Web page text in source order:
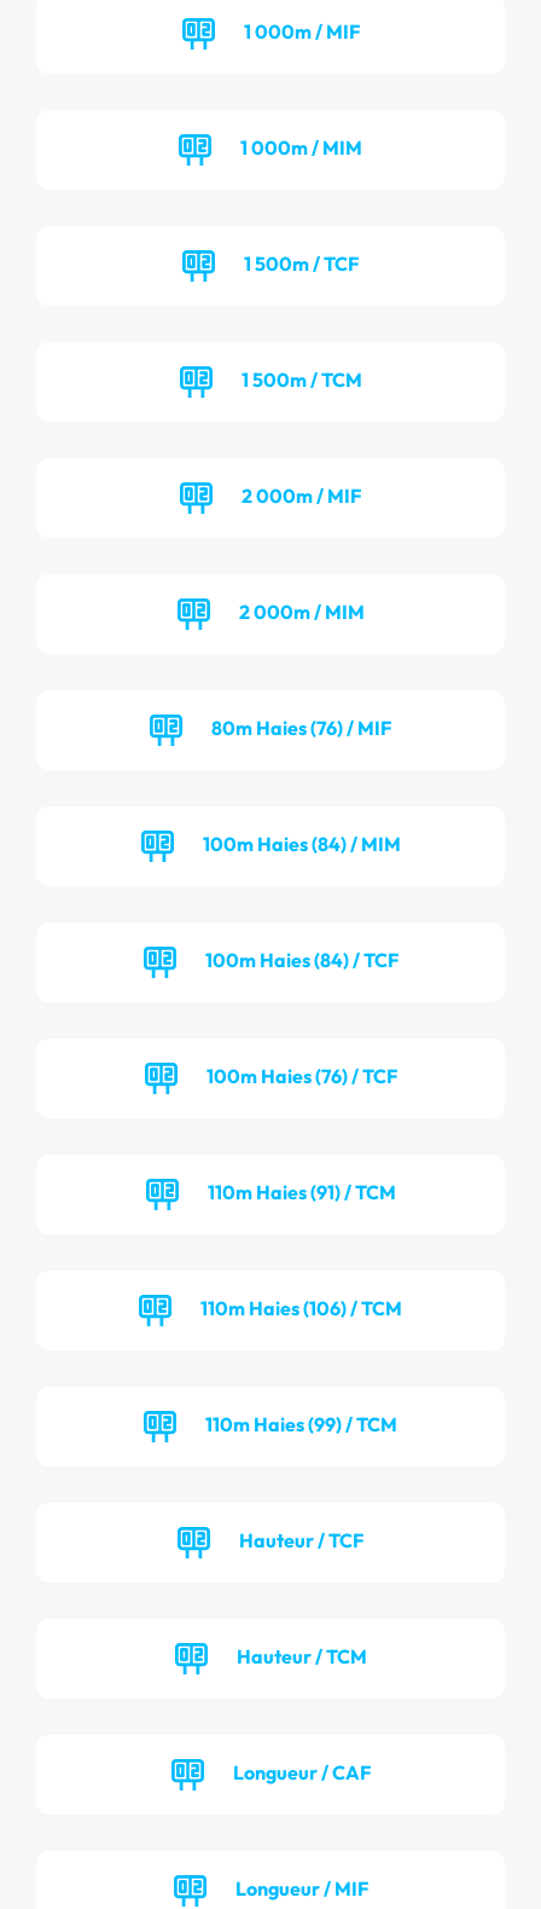
1 000m / MIF
1 000m / MIM
1 500m / TCF
1 500m / TCM
2 000m / MIF
2 000m / MIM
80m Haies (76) / MIF
100m Haies (84) / MIM
100m Haies (84) / TCF
100m Haies (76) / TCF
110m Haies (91) / TCM
110m Haies (106) / TCM
110m Haies (99) / TCM
Hauteur / TCF
Hauteur / TCM
Longueur / CAF
Longueur / MIF